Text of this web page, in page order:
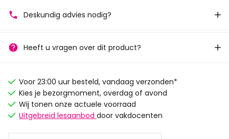
Deskundig advies nodig?
Heeft u vragen over dit product?
Voor 23:00 uur besteld, vandaag verzonden*
Kies je bezorgmoment, overdag of avond
Wij tonen onze actuele voorraad
Uitgebreid lesaanbod door vakdocenten